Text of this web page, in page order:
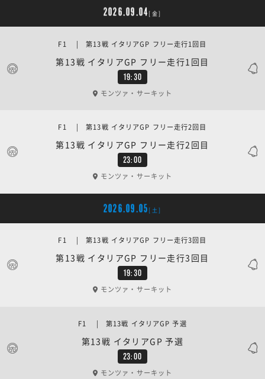
2026.09.04 [金]
19:30
第13戦 イタリアGP フリー走行1回目
F1 | 第13戦 イタリアGP フリー走行1回目
モンツァ・サーキット
23:00
第13戦 イタリアGP フリー走行2回目
F1 | 第13戦 イタリアGP フリー走行2回目
モンツァ・サーキット
2026.09.05 [土]
19:30
第13戦 イタリアGP フリー走行3回目
F1 | 第13戦 イタリアGP フリー走行3回目
モンツァ・サーキット
23:00
第13戦 イタリアGP 予選
F1 | 第13戦 イタリアGP 予選
モンツァ・サーキット